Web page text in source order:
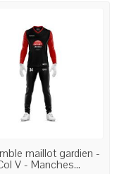
PERSONNALISÉE
maillot gardien -
V - Manches...